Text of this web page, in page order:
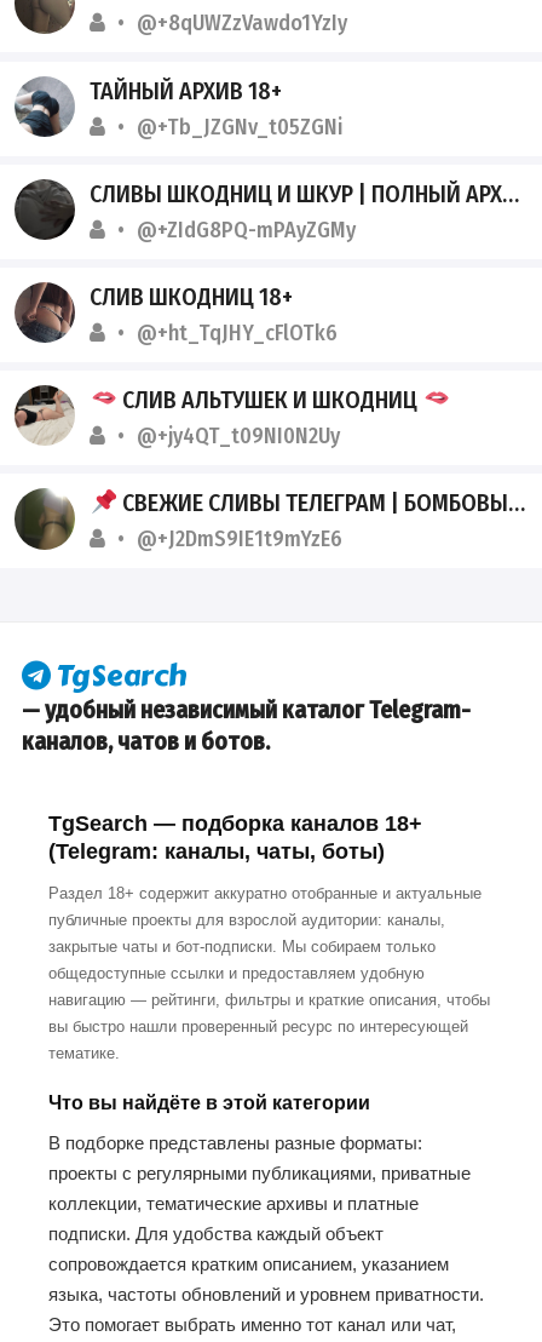
@+8qUWZzVawdo1YzIy
ТАЙНЫЙ АРХИВ 18+
@+Tb_JZGNv_t05ZGNi
СЛИВЫ ШКОДНИЦ И ШКУР | ПОЛНЫЙ АРХИВ НЮ
@+ZIdG8PQ-mPAyZGMy
СЛИВ ШКОДНИЦ 18+
@+ht_TqJHY_cFlOTk6
СЛИВ АЛЬТУШЕК И ШКОДНИЦ
@+jy4QT_t09NI0N2Uy
СВЕЖИЕ СЛИВЫ ТЕЛЕГРАМ | БОМБОВЫЙ ПРИВАТ АЛЬТУШЕК И ШКОДНИЦ
@+J2DmS9IE1t9mYzE6
— удобный независимый каталог Telegram-
каналов, чатов и ботов.
TgSearch — подборка каналов 18+
(Telegram: каналы, чаты, боты)
Раздел 18+ содержит аккуратно отобранные и актуальные
публичные проекты для взрослой аудитории: каналы,
закрытые чаты и бот-подписки. Мы собираем только
общедоступные ссылки и предоставляем удобную
навигацию — рейтинги, фильтры и краткие описания, чтобы
вы быстро нашли проверенный ресурс по интересующей
тематике.
Что вы найдёте в этой категории
В подборке представлены разные форматы:
проекты с регулярными публикациями, приватные
коллекции, тематические архивы и платные
подписки. Для удобства каждый объект
сопровождается кратким описанием, указанием
языка, частоты обновлений и уровнем приватности.
Это помогает выбрать именно тот канал или чат,